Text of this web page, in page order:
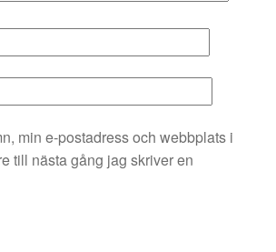
min e-postadress och webbplats i
till nästa gång jag skriver en